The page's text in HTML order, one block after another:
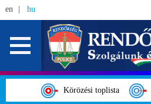
en hu
Körözési toplista